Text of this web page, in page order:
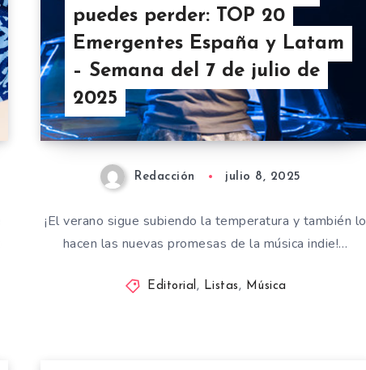
puedes perder: TOP 20
Emergentes España y Latam
– Semana del 7 de julio de
2025
Redacción julio 8, 2025
¡El verano sigue subiendo la temperatura y también lo
hacen las nuevas promesas de la música indie!…
Editorial, Listas, Música